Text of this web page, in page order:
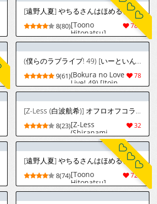
[遠野人夏] やちるさんはほめるとのびる [中国翻訳] [進行中]
788
8(80)[Toono
Hitonatsu]
Yachiru-san wa
Homeru to
Nobiru | 八千
流小姐一被夸奖
就会长大
[Chinese][易碎
品个人汉化] [进
(僕らのラブライブ! 49) [いーといん (イト)] 幸福指数じょーしょー中！ (ラブライブ!虹ヶ咲学園スクールアイドル同好会) [中国翻訳]
78
9(61)(Bokura no Love
Live! 49) [Itoin
(Ito)] Koufuku
shisuu joushou
chuu! | 幸福指数
上升中！ (Love
Live! Nijigasaki
High School Idol
Club) [Chinese]
[猫岛汉化组]
[Z-Less (白波航希)] オフロオフコラボ (ホロライブ) [DL版]
32
8(23)[Z-Less
(Shiranami
Kouki)] OFURO
OFF COLLABO
(Hololive)
[Digital]
[遠野人夏] やちるさんはほめるとのびる [中国翻訳] [進行中]
722
8(74)[Toono
Hitonatsu]
Yachiru-san wa
Homeru to